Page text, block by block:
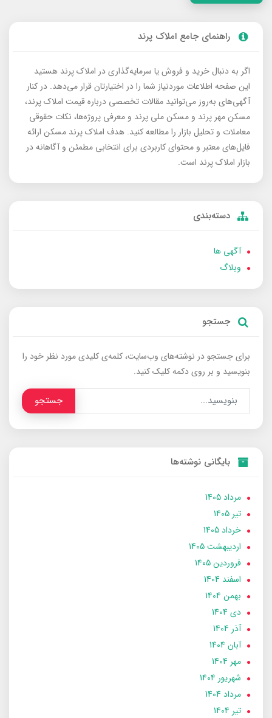
راهنمای جامع املاک پرند
اگر به دنبال خرید و فروش یا سرمایه‌گذاری در املاک پرند هستید
این صفحه اطلاعات موردنیاز شما را در اختیارتان قرار می‌دهد. در کنار
آگهی‌های به‌روز می‌توانید مقالات تخصصی درباره قیمت املاک پرند،
مسکن مهر پرند و مسکن ملی پرند و معرفی پروژه‌ها، نکات حقوقی
معاملات و تحلیل بازار را مطالعه کنید. هدف املاک پرند مسکن ارائه
فایل‌های معتبر و محتوای کاربردی برای انتخابی مطمئن و آگاهانه در
بازار املاک پرند است.
دسته‌بندی
آگهی ها
وبلاگ
جستجو
برای جستجو در نوشته‌های وب‌سایت، کلمه‌ی کلیدی مورد نظر خود را
بنویسید و بر روی دکمه کلیک کنید.
جستجو
بایگانی نوشته‌ها
مرداد 1405
تير 1405
خرداد 1405
ارديبهشت 1405
فروردین 1405
اسفند 1404
بهمن 1404
دی 1404
آذر 1404
آبان 1404
مهر 1404
شهریور 1404
مرداد 1404
تير 1404